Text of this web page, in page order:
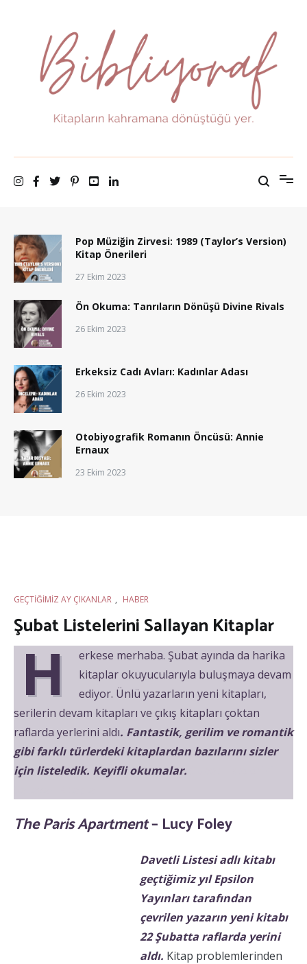
Pop Müziğin Zirvesi: 1989 (Taylor’s Version)
Kitap Önerileri
27 Ekim 2023
Ön Okuma: Tanrıların Dönüşü Divine Rivals
26 Ekim 2023
Erkeksiz Cadı Avları: Kadınlar Adası
26 Ekim 2023
Otobiyografik Romanın Öncüsü: Annie
Ernaux
23 Ekim 2023
GEÇTIĞIMIZ AY ÇIKANLAR , HABER
Şubat Listelerini Sallayan Kitaplar
H
erkese merhaba. Şubat ayında da harika
kitaplar okuyucularıyla buluşmaya devam
ediyor. Ünlü yazarların yeni kitapları,
serilerin devam kitapları ve çıkış kitapları çoktan
raflarda yerlerini aldı. Fantastik, gerilim ve romantik
gibi farklı türlerdeki kitaplardan bazılarını sizler
için listeledik. Keyifli okumalar.
The Paris Apartment– Lucy Foley
Davetli Listesi adlı kitabı
geçtiğimiz yıl Epsilon
Yayınları tarafından
çevrilen yazarın yeni kitabı
22 Şubatta raflarda yerini
aldı. Kitap problemlerinden